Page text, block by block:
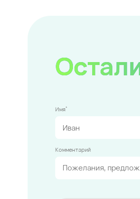
Имя*
Комментарий